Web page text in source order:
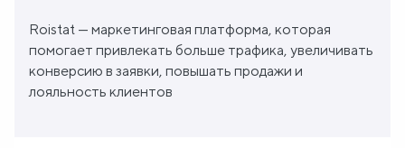
Roistat — маркетинговая платформа, которая
помогает привлекать больше трафика, увеличивать
конверсию в заявки, повышать продажи и
лояльность клиентов